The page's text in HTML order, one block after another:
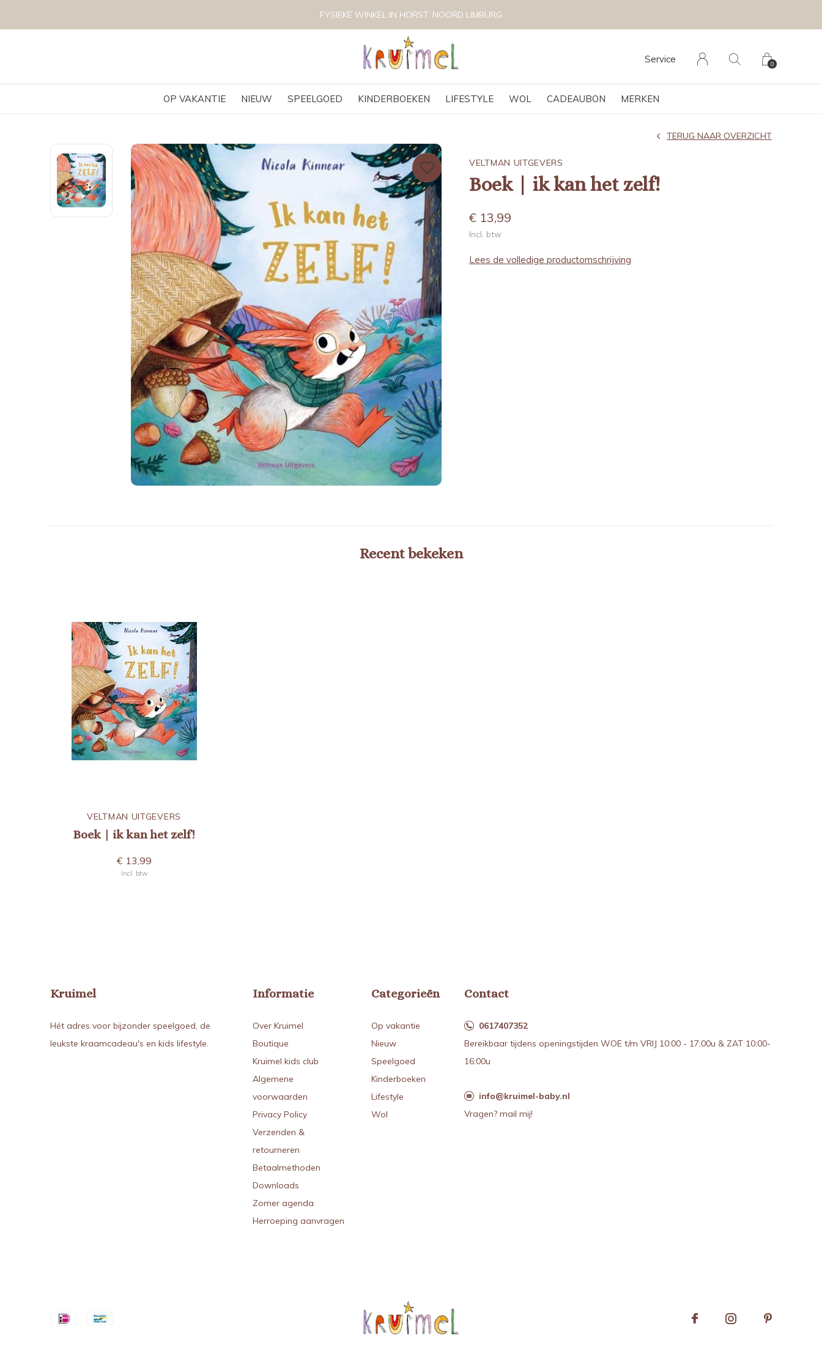
OP VAKANTIE NIEUW SPEELGOED KINDERBOEKEN LIFESTYLE WOL CADEAUBON MERKEN
Service 0
VOLG KRUIMEL VIA INSTAGRAM @KRUIMELKIDSBOUTIQUE
VELTMAN UITGEVERS
Boek | ik kan het zelf!
TERUG NAAR OVERZICHT
€ 13,99
Incl. btw
Lees de volledige productomschrijving
Recent bekeken
VELTMAN UITGEVERS
Boek | ik kan het zelf!
€ 13,99
Incl. btw
Kruimel
Hét adres voor bijzonder speelgoed, de
leukste kraamcadeau's en kids lifestyle.
Informatie
Over Kruimel
Boutique
Kruimel kids club
Algemene
voorwaarden
Privacy Policy
Verzenden &
retourneren
Betaalmethoden
Downloads
Zomer agenda
Herroeping aanvragen
Categorieën
Op vakantie
Nieuw
Speelgoed
Kinderboeken
Lifestyle
Wol
Contact
0617407352
Bereikbaar tijdens openingstijden WOE t/m VRIJ 10:00 - 17:00u & ZAT 10:00-
16:00u
info@kruimel-baby.nl
Vragen? mail mij!